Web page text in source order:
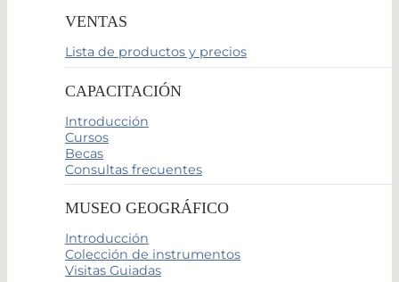
VENTAS
Lista de productos y precios
CAPACITACIÓN
Introducción
Cursos
Becas
Consultas frecuentes
MUSEO GEOGRÁFICO
Introducción
Colección de instrumentos
Visitas Guiadas